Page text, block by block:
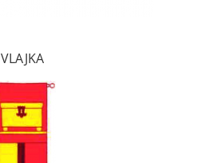
VLAJKA